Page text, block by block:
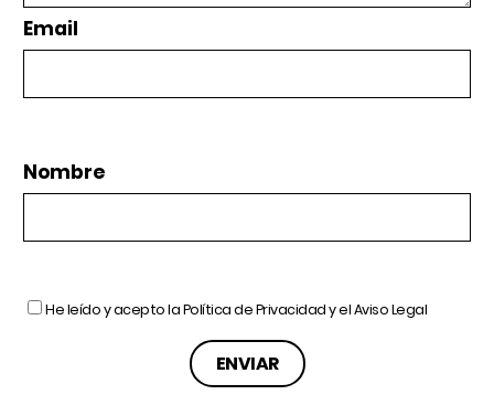
Email
Nombre
He leído y acepto laPolítica de Privacidady elAviso Legal